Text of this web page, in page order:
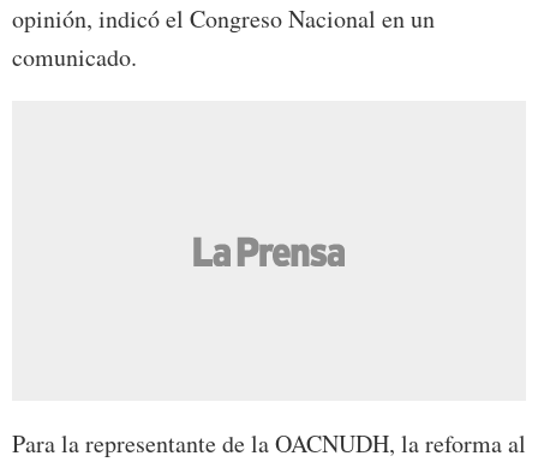
opinión, indicó el Congreso Nacional en un
comunicado.
Para la representante de la OACNUDH, la reforma al